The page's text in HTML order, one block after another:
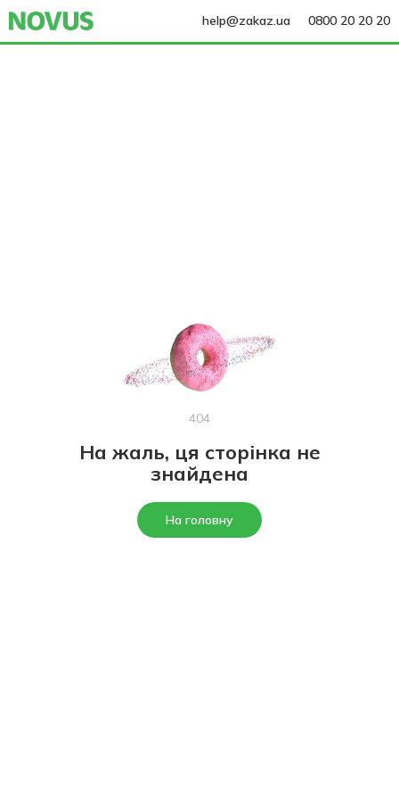
help@zakaz.ua 0800 20 20 20
404
На жаль, ця сторінка не
знайдена
На головну